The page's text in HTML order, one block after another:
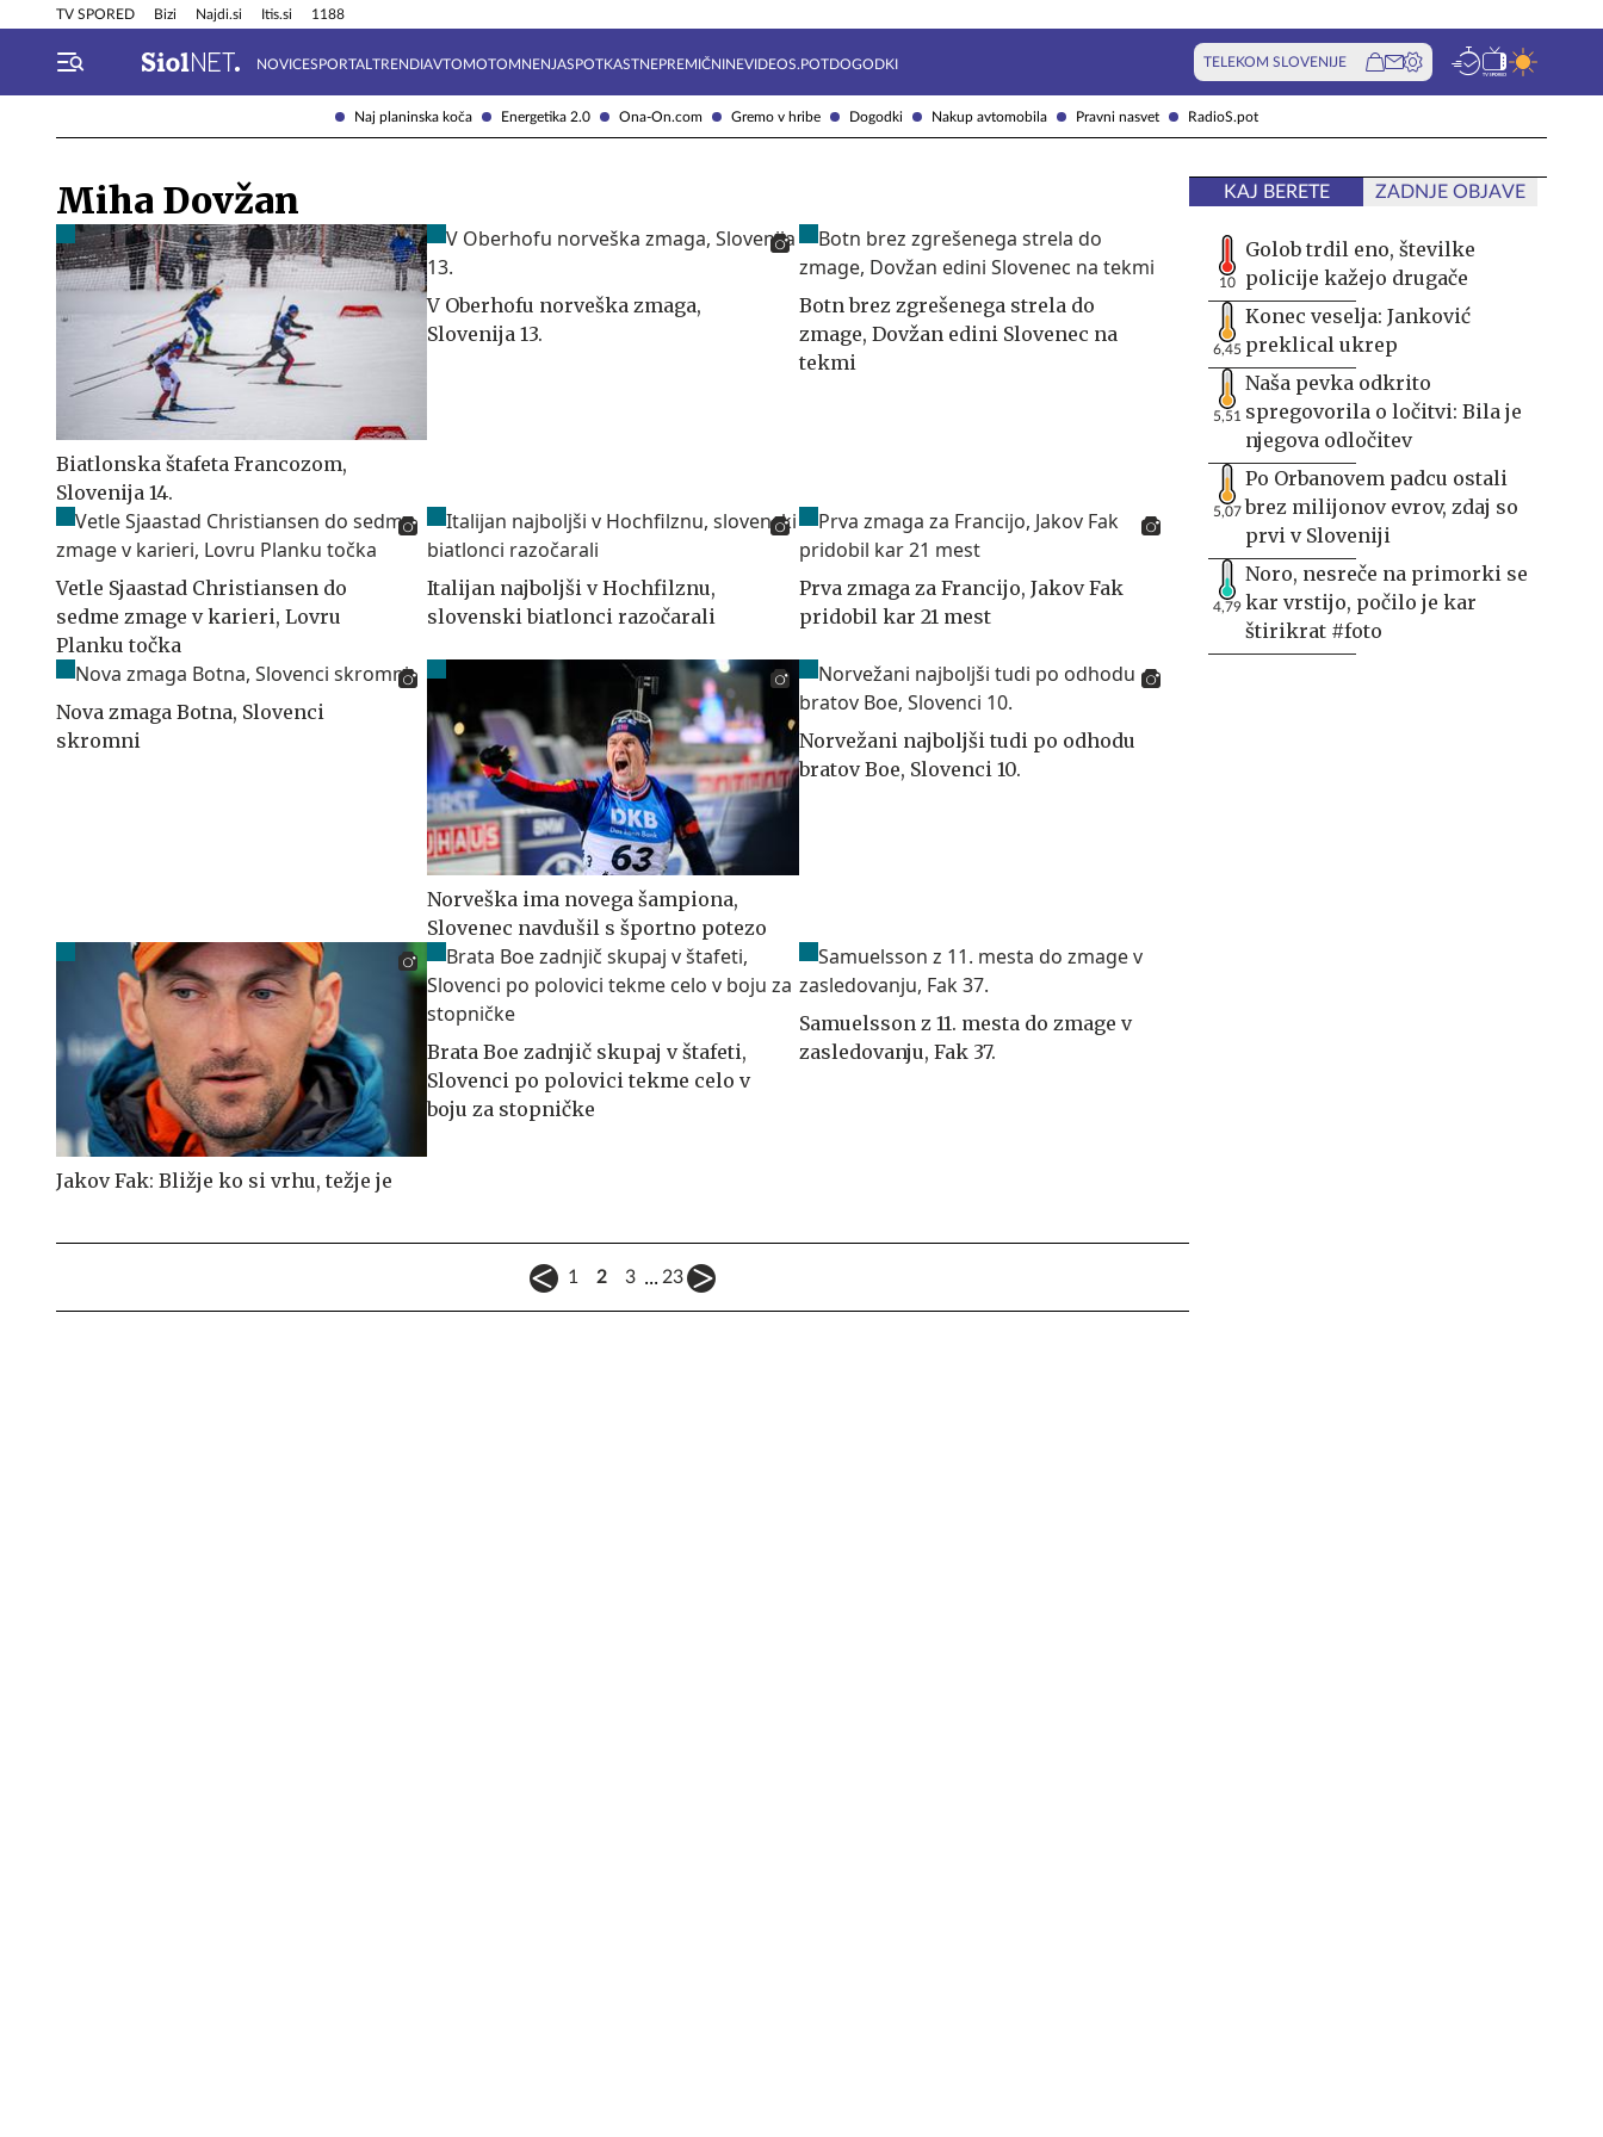
Naj planinska koča Energetika 2.0 Ona-On.com Gremo v hribe Dogodki Nakup avtomobila Pravni nasvet RadioS.pot
TV SPORED Bizi Najdi.si Itis.si 1188
NOVICESPORTAL TRENDIAVTOMOTOMNENJASPOTKASTNEPREMIČNINEVIDEOS.POTDOGODKI TELEKOM SLOVENIJE
Info in obvestila Tehnik
Miha Dovžan
Biatlonska štafeta Francozom,
Slovenija 14.
V Oberhofu norveška zmaga,
Slovenija 13.
Botn brez zgrešenega strela do
zmage, Dovžan edini Slovenec na
tekmi
Vetle Sjaastad Christiansen do
sedme zmage v karieri, Lovru
Planku točka
Italijan najboljši v Hochfilznu,
slovenski biatlonci razočarali
Prva zmaga za Francijo, Jakov Fak
pridobil kar 21 mest
Nova zmaga Botna, Slovenci
skromni
Norveška ima novega šampiona,
Slovenec navdušil s športno potezo
Norvežani najboljši tudi po odhodu
bratov Boe, Slovenci 10.
Jakov Fak: Bližje ko si vrhu, težje je
Brata Boe zadnjič skupaj v štafeti,
Slovenci po polovici tekme celo v
boju za stopničke
Samuelsson z 11. mesta do zmage v
zasledovanju, Fak 37.
1 2 3 ... 23
KAJ BERETE ZADNJE OBJAVE
10
Golob trdil eno, številke
policije kažejo drugače
6,45
Konec veselja: Janković
preklical ukrep
5,51
Naša pevka odkrito
spregovorila o ločitvi: Bila je
njegova odločitev
5,07
Po Orbanovem padcu ostali
brez milijonov evrov, zdaj so
prvi v Sloveniji
4,79
Noro, nesreče na primorki se
kar vrstijo, počilo je kar
štirikrat #foto